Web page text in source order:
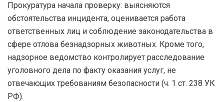
Прокуратура начала проверку: выясняются
обстоятельства инцидента, оценивается работа
ответственных лиц и соблюдение законодательства в
сфере отлова безнадзорных животных. Кроме того,
надзорное ведомство контролирует расследование
уголовного дела по факту оказания услуг, не
отвечающих требованиям безопасности (ч. 1 ст. 238 УК
РФ).